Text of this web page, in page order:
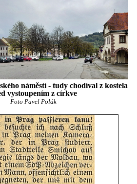
náměstí - tudy chodíval z kostela
vystoupením z církve
Foto Pavel Polák